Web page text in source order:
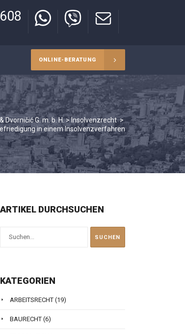
ONLINE-BERATUNG
G. m. b. H.>Insolvenzrecht>
in einem Insolvenzverfahren
ARTIKEL DURCHSUCHEN
KATEGORIEN
ARBEITSRECHT (19)
BAURECHT (6)